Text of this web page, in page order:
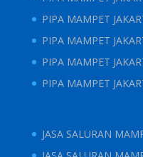
PIPA MAMPET
PIPA MAMPET
PIPA MAMPET
PIPA MAMPET
JASA SALURAN